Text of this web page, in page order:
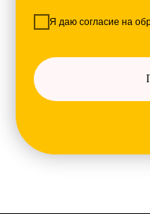
Я даю согласие на